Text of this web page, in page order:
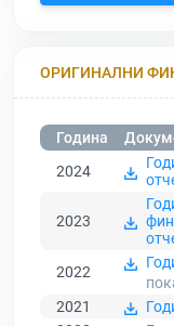
ОРИГИНАЛНИ
Година
2024
2023
2022
2021